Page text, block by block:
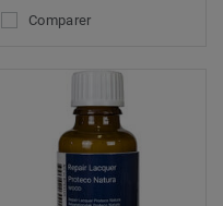
Comparer